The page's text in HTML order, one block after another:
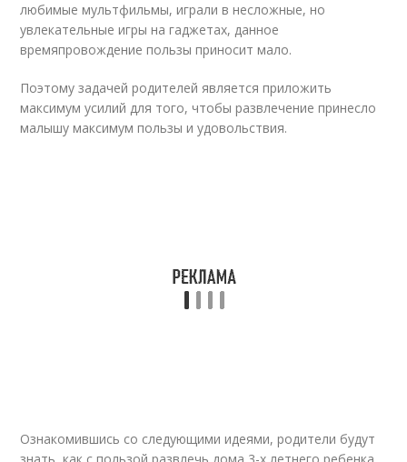
любимые мультфильмы, играли в несложные, но
увлекательные игры на гаджетах, данное
времяпровождение пользы приносит мало.
Поэтому задачей родителей является приложить
максимум усилий для того, чтобы развлечение принесло
малышу максимум пользы и удовольствия.
Ознакомившись со следующими идеями, родители будут